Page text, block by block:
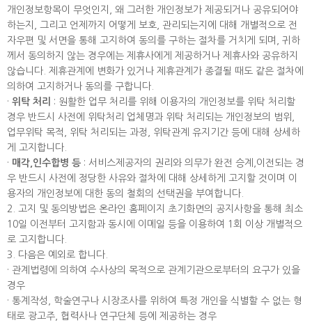
개인정보항목이 무엇인지, 왜 그러한 개인정보가 제공되거나 공유되어야
하는지, 그리고 언제까지 어떻게 보호, 관리되는지에 대해 개별적으로 전
자우편 및 서면을 통해 고지하여 동의를 구하는 절차를 거치게 되며, 귀하
께서 동의하지 않는 경우에는 제휴사에게 제공하거나 제휴사와 공유하지
않습니다. 제휴관계에 변화가 있거나 제휴관계가 종결될 때도 같은 절차에
의하여 고지하거나 동의를 구합니다.
· 위탁 처리
: 원활한 업무 처리를 위해 이용자의 개인정보를 위탁 처리할
경우 반드시 사전에 위탁처리 업체명과 위탁 처리되는 개인정보의 범위,
업무위탁 목적, 위탁 처리되는 과정, 위탁관계 유지기간 등에 대해 상세하
게 고지합니다.
· 매각,인수합병 등 : 서비스제공자의 권리와 의무가 완전 승계,이전되는 경
우 반드시 사전에 정당한 사유와 절차에 대해 상세하게 고지할 것이며 이
용자의 개인정보에 대한 동의 철회의 선택권을 부여합니다.
2. 고지 및 동의방법은 온라인 홈페이지 초기화면의 공지사항을 통해 최소
10일 이전부터 고지함과 동시에 이메일 등을 이용하여 1회 이상 개별적으
로 고지합니다.
3. 다음은 예외로 합니다.
· 관계법령에 의하여 수사상의 목적으로 관계기관으로부터의 요구가 있을
경우
· 통계작성, 학술연구나 시장조사를 위하여 특정 개인을 식별할 수 없는 형
태로 광고주, 협력사나 연구단체 등에 제공하는 경우